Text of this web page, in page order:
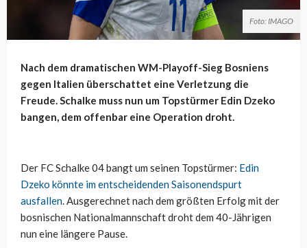
Foto: IMAGO
Nach dem dramatischen WM-Playoff-Sieg Bosniens
gegen Italien überschattet eine Verletzung die
Freude. Schalke muss nun um Topstürmer Edin Dzeko
bangen, dem offenbar eine Operation droht.
Der FC Schalke 04 bangt um seinen Topstürmer: Edin
Dzeko könnte im entscheidenden Saisonendspurt
ausfallen. Ausgerechnet nach dem größten Erfolg mit der
bosnischen Nationalmannschaft droht dem 40-Jährigen
nun eine längere Pause.